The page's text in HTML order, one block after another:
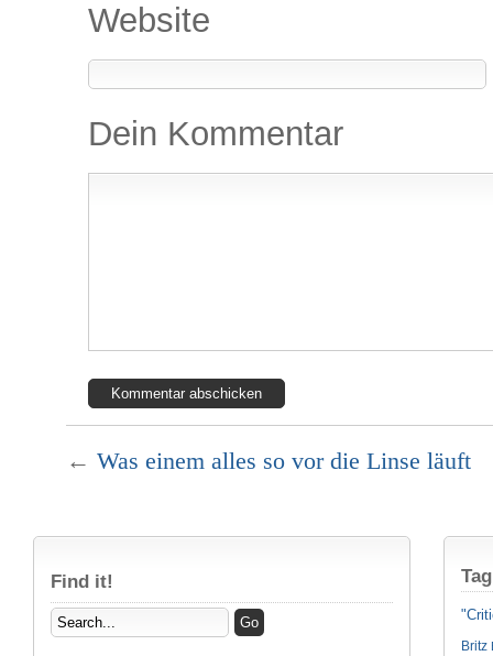
Website
Dein Kommentar
← Was einem alles so vor die Linse läuft
Find it!
Britz